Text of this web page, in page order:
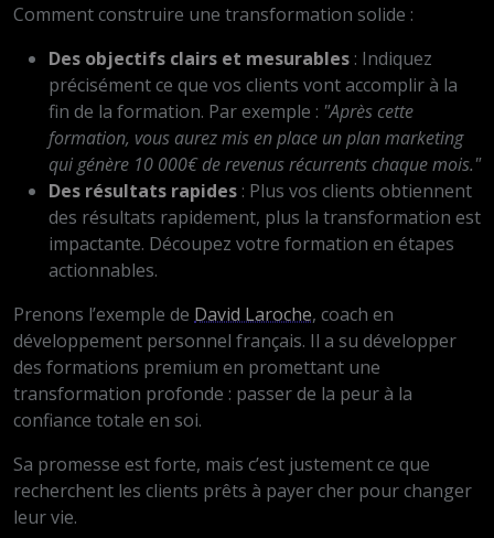
Comment construire une transformation solide :
Des objectifs clairs et mesurables : Indiquez
précisément ce que vos clients vont accomplir à la
fin de la formation. Par exemple : "Après cette
formation, vous aurez mis en place un plan marketing
qui génère 10 000€ de revenus récurrents chaque mois."
Des résultats rapides : Plus vos clients obtiennent
des résultats rapidement, plus la transformation est
impactante. Découpez votre formation en étapes
actionnables.
Prenons l’exemple de David Laroche, coach en
développement personnel français. Il a su développer
des formations premium en promettant une
transformation profonde : passer de la peur à la
confiance totale en soi.
Sa promesse est forte, mais c’est justement ce que
recherchent les clients prêts à payer cher pour changer
leur vie.